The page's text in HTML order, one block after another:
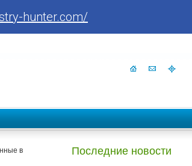
hunter.com/
в
Последние новости